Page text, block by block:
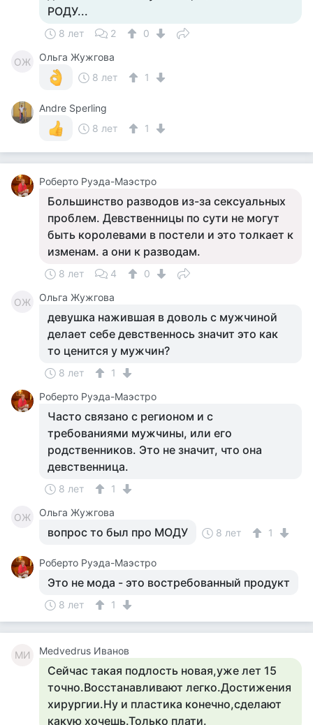
РОДУ...
8 лет 2 0
ОЖ
Ольга Жужгова
8 лет
1
Andre Sperling
8 лет
1
Роберто Руэда-Маэстро
Большинство разводов из-за сексуальных
проблем. Девственницы по сути не могут
быть королевами в постели и это толкает к
изменам. а они к разводам.
8 лет 4 0
ОЖ Ольга Жужгова
девушка нажившая в доволь с мужчиной
делает себе девственнось значит это как
то ценится у мужчин?
8 лет
1
Роберто Руэда-Маэстро
Часто связано с регионом и с
требованиями мужчины, или его
родственников. Это не значит, что она
девственница.
8 лет 1
ОЖ Ольга Жужгова
вопрос то был про МОДУ 8 лет 1
Роберто Руэда-Маэстро
Это не мода - это востребованный продукт
8 лет 1
MИ Medvedrus Иванов
Сейчас такая подлость новая,уже лет 15
точно.Восстанавливают легко.Достижения
хирургии.Ну и пластика конечно,сделают
какую хочешь.Только плати.